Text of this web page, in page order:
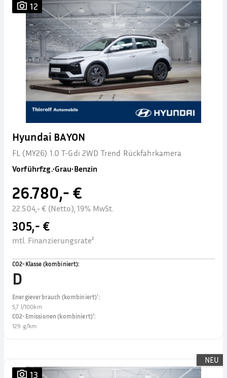
12
Hyundai BAYON
FL (MY26) 1.0 T-Gdi 2WD Trend Rückfahrkamera
Vorführfzg.•Grau•Benzin
26.780,- €
22.504,- € (Netto), 19% MwSt.
305,- €
mtl. Finanzierungsrate²
CO2-Klasse (kombiniert):
D
Energieverbrauch (kombiniert)¹:
5,7 l/100km
CO2-Emissionen (kombiniert)¹:
129 g/km
NEU
13